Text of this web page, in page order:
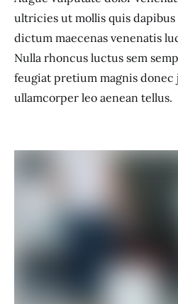
ultricies ut mollis quis
dictum maecenas venenatis
Nulla rhoncus luctus sem
feugiat pretium magnis
ullamcorper leo aenean tellus.